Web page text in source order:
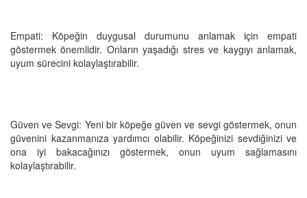
Empati: Köpeğin duygusal durumunu anlamak için empati
göstermek önemlidir. Onların yaşadığı stres ve kaygıyı anlamak,
uyum sürecini kolaylaştırabilir.
Güven ve Sevgi: Yeni bir köpeğe güven ve sevgi göstermek, onun
güvenini kazanmanıza yardımcı olabilir. Köpeğinizi sevdiğinizi ve
ona iyi bakacağınızı göstermek, onun uyum sağlamasını
kolaylaştırabilir.